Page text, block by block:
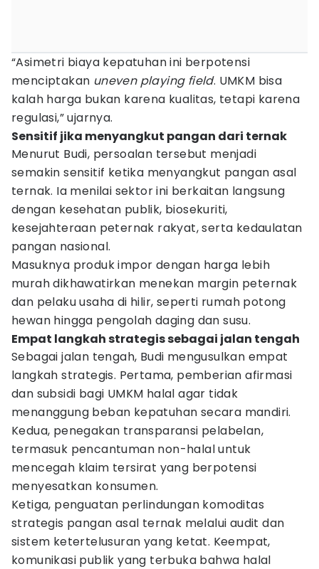
“Asimetri biaya kepatuhan ini berpotensi
menciptakan uneven playing field. UMKM bisa
kalah harga bukan karena kualitas, tetapi karena
regulasi,” ujarnya.
Sensitif jika menyangkut pangan dari ternak
Menurut Budi, persoalan tersebut menjadi
semakin sensitif ketika menyangkut pangan asal
ternak. Ia menilai sektor ini berkaitan langsung
dengan kesehatan publik, biosekuriti,
kesejahteraan peternak rakyat, serta kedaulatan
pangan nasional.
Masuknya produk impor dengan harga lebih
murah dikhawatirkan menekan margin peternak
dan pelaku usaha di hilir, seperti rumah potong
hewan hingga pengolah daging dan susu.
Empat langkah strategis sebagai jalan tengah
Sebagai jalan tengah, Budi mengusulkan empat
langkah strategis. Pertama, pemberian afirmasi
dan subsidi bagi UMKM halal agar tidak
menanggung beban kepatuhan secara mandiri.
Kedua, penegakan transparansi pelabelan,
termasuk pencantuman non-halal untuk
mencegah klaim tersirat yang berpotensi
menyesatkan konsumen.
Ketiga, penguatan perlindungan komoditas
strategis pangan asal ternak melalui audit dan
sistem ketertelusuran yang ketat. Keempat,
komunikasi publik yang terbuka bahwa halal